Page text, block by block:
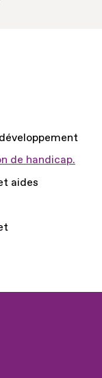
de handicap.
aides